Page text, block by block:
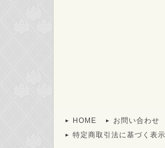
HOME お問い合わせ
特定商取引法に基づく表示